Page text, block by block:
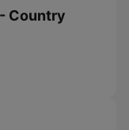
Country